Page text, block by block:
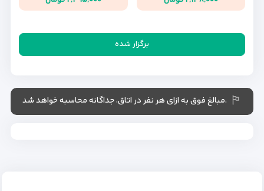
برگزار شده
.مبالغ فوق به ازای هر نفر در اتاق، جداگانه محاسبه خواهد شد